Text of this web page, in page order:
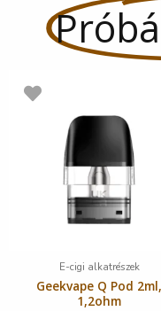
E-cigi alkatrészek
Geekvape Q Pod 2ml,
1,2ohm